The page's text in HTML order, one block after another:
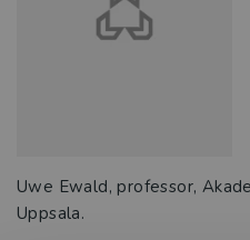
Uwe Ewald, professor,
Uppsala.